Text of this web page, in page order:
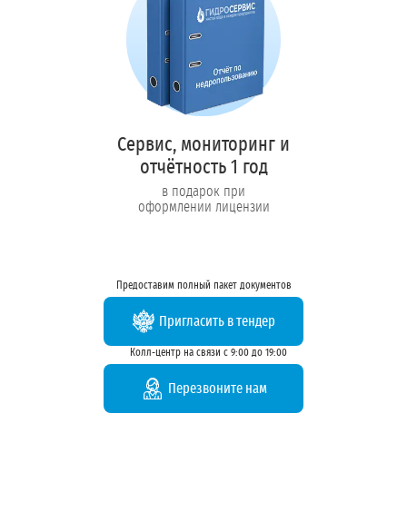
Сервис, мониторинг и
отчётность 1 год
в подарок при
оформлении лицензии
Предоставим полный пакет документов
Пригласить в тендер
Колл-центр на связи с 9:00 до 19:00
Перезвоните нам